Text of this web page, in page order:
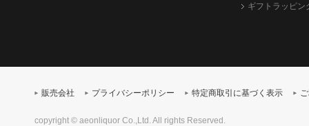
ギフトラッピン
販売会社 プライバシーポリシー 特定商取引に基づく表示
copyright © aeonliquor Co.,Ltd. All rights Reserved.